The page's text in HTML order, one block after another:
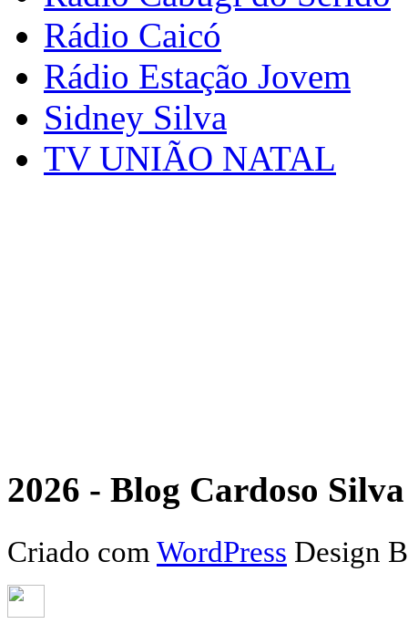
Rádio Caicó
Rádio Estação Jovem
Sidney Silva
TV UNIÃO NATAL
2026 - Blog Cardoso
Criado com WordPress Design